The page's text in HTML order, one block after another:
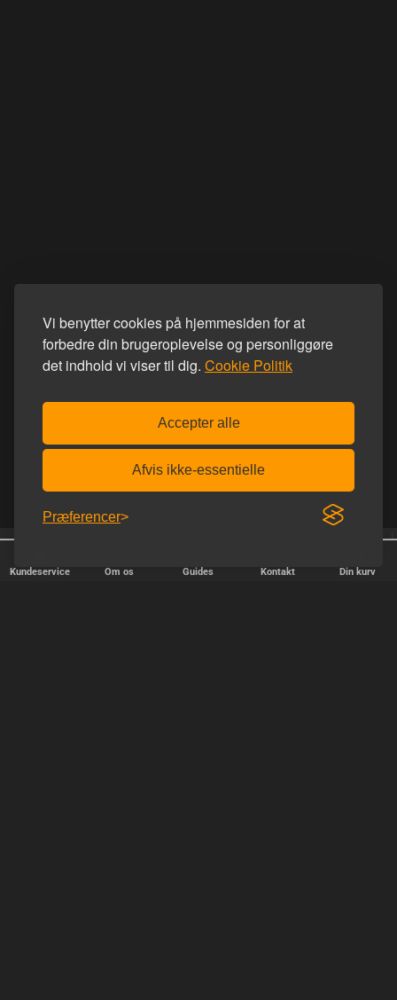
Vi benytter cookies på hjemmesiden for at
forbedre din brugeroplevelse og personliggøre
det indhold vi viser til dig. Cookie Politik
Accepter alle
Afvis ikke-essentielle
Præferencer
Kundeservice Om os Guides Kontakt Din kurv